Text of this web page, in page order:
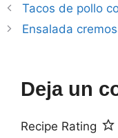
Tacos de pollo
Ensalada
Deja un
Recipe Rating